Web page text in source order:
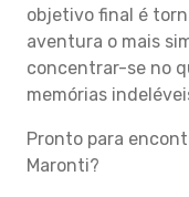
objetivo final é
aventura o mais
concentrar-se no
memórias
Pronto para
Maronti?